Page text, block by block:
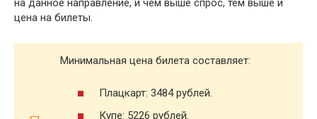
на данное направление, и чем выше спрос, тем выше и
цена на билеты.
Минимальная цена билета составляет:
Плацкарт: 3484 рублей.
Купе: 5226 рублей.